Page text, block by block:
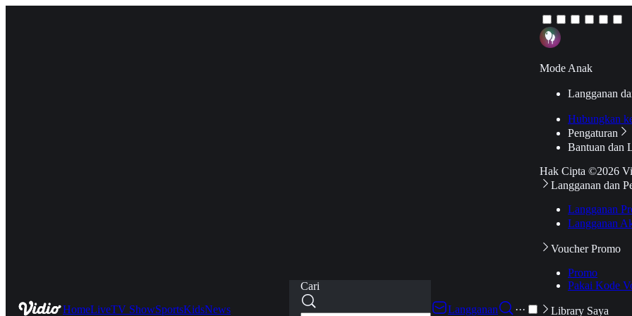
HomeLiveTV ShowSportsKidsNews
Cari
Langganan
···
Mode Anak
Langganan
Hubungkan
Pengaturan
Bantuan dan
Hak Cipta ©2026
Langganan dan
Langganan
Langganan
Voucher Promo
Promo
Pakai Kode
Library Saya